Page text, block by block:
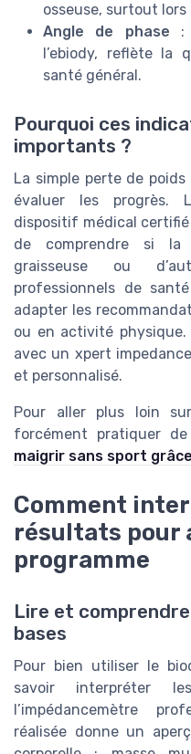
osseuse, surtout
Angle de phase :
l’ebiody, reflète la
santé général.
Pourquoi ces
importants ?
La simple perte de
évaluer les progrès.
dispositif médical
de comprendre si la
graisseuse ou
professionnels de
adapter les
ou en activité
avec un xpert
et personnalisé.
Pour aller plus loin
forcément pratiquer
maigrir sans sport
Comment
résultats pour
programme
Lire et
bases
Pour bien utiliser le
savoir interpréter
l’impédancemètre
réalisée donne un